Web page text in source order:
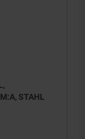
STAHL